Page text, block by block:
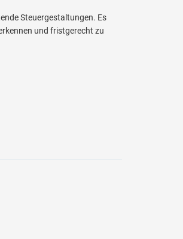
Steuergestaltungen. Es
und fristgerecht zu